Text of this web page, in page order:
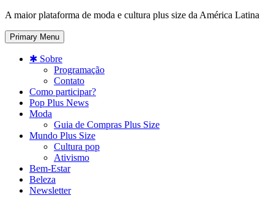
A maior plataforma de moda e cultura plus size da América Latina
Primary Menu
✱ Sobre
Programação
Contato
Como participar?
Pop Plus News
Moda
Guia de Compras Plus Size
Mundo Plus Size
Cultura pop
Ativismo
Bem-Estar
Beleza
Newsletter